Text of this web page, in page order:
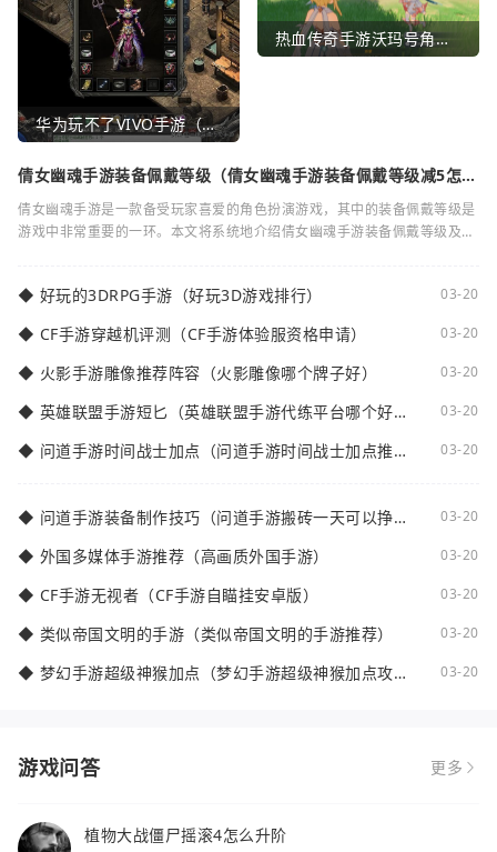
华为玩不了VIVO手游（华为玩不了VIVO手游怎么办）
热血传奇手游沃玛号角（热血传奇沃玛装备隐藏属性）
倩女幽魂手游装备佩戴等级（倩女幽魂手游装备佩戴等级减5怎么
倩女幽魂手游是一款备受玩家喜爱的角色扮演游戏，其中的装备佩戴等级是
游戏中非常重要的一环。本文将系统地介绍倩女幽魂手游装备佩戴等级及其
◆ 好玩的3DRPG手游（好玩3D游戏排行） 03-20
◆ CF手游穿越机评测（CF手游体验服资格申请） 03-20
◆ 火影手游雕像推荐阵容（火影雕像哪个牌子好） 03-20
◆ 英雄联盟手游短匕（英雄联盟手游代练平台哪个好
03-20
◆ 问道手游时间战士加点（问道手游时间战士加点推
03-20
◆ 问道手游装备制作技巧（问道手游搬砖一天可以挣多
03-20
◆ 外国多媒体手游推荐（高画质外国手游） 03-20
◆ CF手游无视者（CF手游自瞄挂安卓版） 03-20
◆ 类似帝国文明的手游（类似帝国文明的手游推荐） 03-20
◆ 梦幻手游超级神猴加点（梦幻手游超级神猴加点攻
03-20
游戏问答 更多
植物大战僵尸摇滚4怎么升阶